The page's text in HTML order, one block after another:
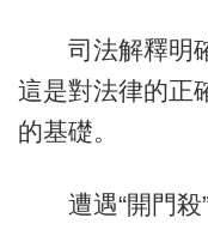
司法解釋明確
這是對法律的正
的基礎。
遭遇“開門殺”